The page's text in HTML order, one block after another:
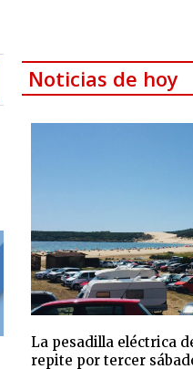
Noticias de hoy
La pesadilla eléctrica
repite por tercer